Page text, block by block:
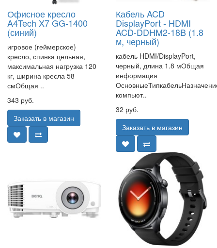
Офисное кресло
A4Tech X7 GG-1400
(синий)
игровое (геймерское)
кресло, спинка цельная,
максимальная нагрузка 120
кг, ширина кресла 58
смОбщая ..
343 руб.
Заказать в магазин
Кабель ACD
DisplayPort - HDMI
ACD-DDHM2-18B (1.8
м, черный)
кабель HDMI/DisplayPort,
черный, длина 1.8 мОбщая
информация
компьют..
32 руб.
Заказать в магазин